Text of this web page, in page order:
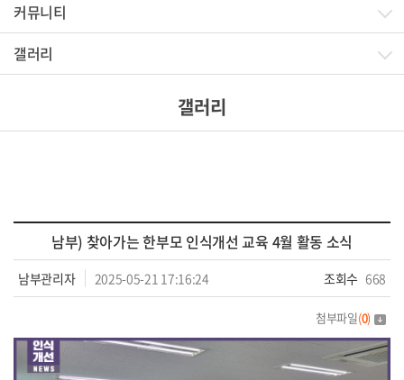
커뮤니티
갤러리
갤러리
남부) 찾아가는 한부모 인식개선 교육 4월 활동 소식
남부관리자 2025-05-21 17:16:24 조회수 668
첨부파일(0)